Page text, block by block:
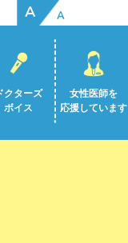
A A
クターズ
ボイス
女性医師を
応援しています